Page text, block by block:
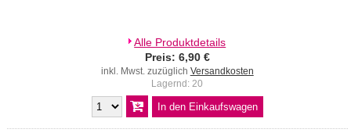
Alle Produktdetails
Preis: 6,90 €
inkl. Mwst. zuzüglich Versandkosten
Lagernd: 20